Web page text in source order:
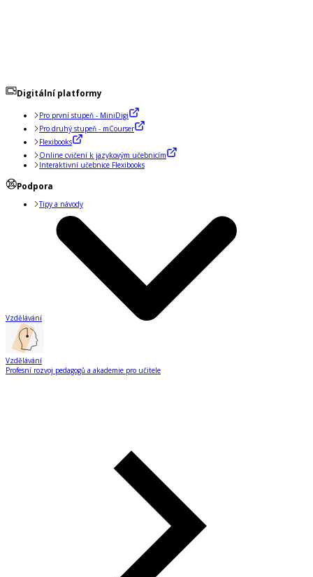
Digitální platformy
Pro první stupeň - MiniDigi
Pro druhý stupeň - mCourser
Flexibooks
Online cvičení k jazykovým učebnicím
Interaktivní učebnice Flexibooks
Podpora
Tipy a návody
Vzdělávání
Vzdělávání
Profesní rozvoj pedagogů a akademie pro učitele